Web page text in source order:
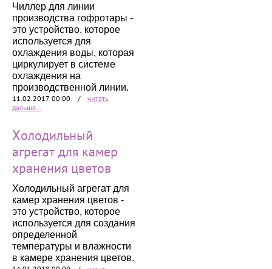
Чиллер для линии
производства гофротары -
это устройство, которое
используется для
охлаждения воды, которая
циркулирует в системе
охлаждения на
производственной линии.
11.02.2017 00:00 /
читать
дальше...
Холодильный
агрегат для камер
хранения цветов
Холодильный агрегат для
камер хранения цветов -
это устройство, которое
используется для создания
определенной
температуры и влажности
в камере хранения цветов.